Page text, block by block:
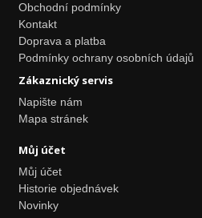
Obchodní podmínky
Kontakt
Doprava a platba
Podmínky ochrany osobních údajů
Zákaznický servis
Napište nám
Mapa stránek
Můj účet
Můj účet
Historie objednávek
Novinky